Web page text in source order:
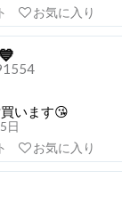
お気に入り
います😘
日
お気に入り